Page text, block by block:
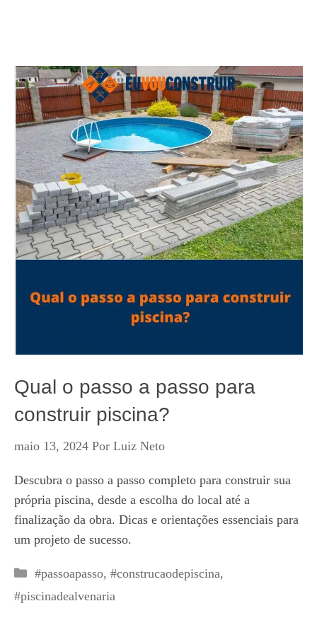
Qual o passo a passo para
construir piscina?
maio 13, 2024 Por Luiz Neto
Descubra o passo a passo completo para construir sua
própria piscina, desde a escolha do local até a
finalização da obra. Dicas e orientações essenciais para
um projeto de sucesso.
Categorias
#passoapasso, #construcaodepiscina,
#piscinadealvenaria